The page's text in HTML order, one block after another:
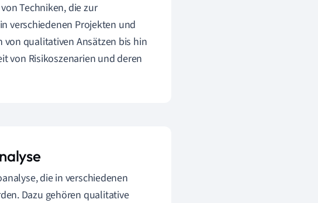
Techniken, die zur
verschiedenen Projekten und
von qualitativen Ansätzen bis hin
von Risikoszenarien und deren
die in verschiedenen
Dazu gehören qualitative